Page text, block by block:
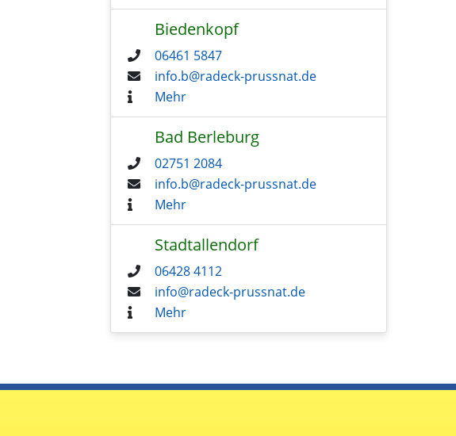
Biedenkopf
06461 5847
info.b@radeck-prussnat.de
Mehr
Bad Berleburg
02751 2084
info.b@radeck-prussnat.de
Mehr
Stadtallendorf
06428 4112
info@radeck-prussnat.de
Mehr